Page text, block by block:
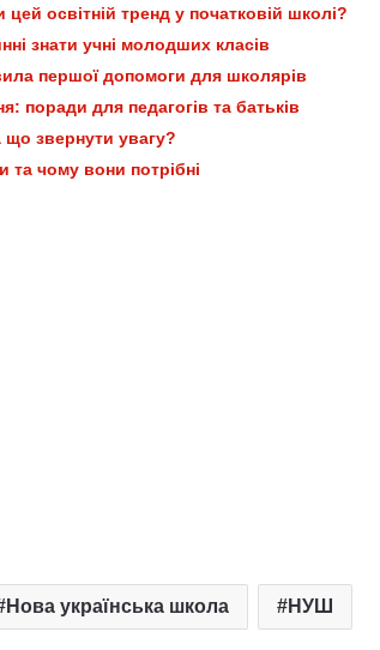
освітній тренд у початковій школі?
знати учні молодших класів
першої допомоги для школярів
поради для педагогів та батьків
звернути увагу?
та чому вони потрібні
Нова українська школа НУШ